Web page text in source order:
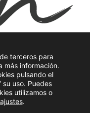
23,700
(España)
terceros para
más información.
pulsando el
su uso. Puedes
utilizamos o
ajustes.